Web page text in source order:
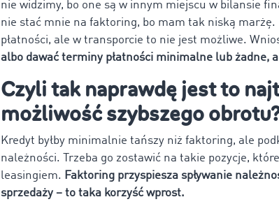
nie widzimy, bo one są w innym miejscu w bilansie
nie stać mnie na faktoring, bo mam tak niską
płatności, ale w transporcie to nie jest możliwe.
albo dawać terminy płatności minimalne lub żadne,
Czyli tak naprawdę jest to
możliwość szybszego
Kredyt byłby minimalnie tańszy niż faktoring, ale
należności. Trzeba go zostawić na takie pozycje,
leasingiem. Faktoring przyspiesza spływanie
sprzedaży – to taka korzyść wprost.